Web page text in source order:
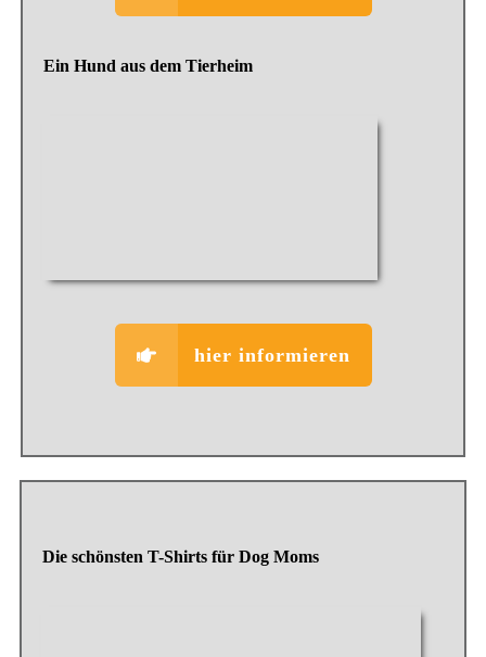
Ein Hund aus dem Tierheim
hier informieren
Die schönsten T-Shirts für Dog Moms